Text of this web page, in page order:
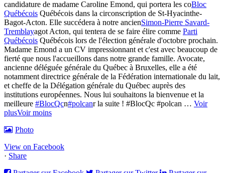
candidature de madame Caroline Emond, qui portera les coBloc
Québécois Québécois dans la circonscription de St-Hyacinthe-
Bagot-Acton. Elle succédera à notre ancienSimon-Pierre Savard-
Tremblayagot Acton, qui tentera de se faire élire comme Parti
Québécois Québécois lors de l'élection générale d'octobre prochain.
Madame Emond a un CV impressionnant et c'est avec beaucoup de
fierté que nous l'accueillons dans notre grande famille. Avocate,
ancienne déléguée générale du Québec à Bruxelles, elle a été
notamment directrice générale de la Fédération internationale du lait,
et cheffe de la Délégation générale du Québec auprès des
institutions européennes. Nous lui souhaitons la bienvenue et la
meilleure #BlocQcn#polcanr la suite ! #BlocQc #polcan … Voir
plusVoir moins
Photo
View on Facebook
· Share